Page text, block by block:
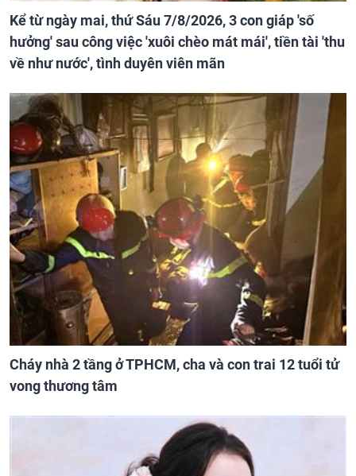
Kể từ ngày mai, thứ Sáu 7/8/2026, 3 con giáp 'số
hưởng' sau công việc 'xuôi chèo mát mái', tiền tài 'thu
về như nước', tình duyên viên mãn
Cháy nhà 2 tầng ở TPHCM, cha và con trai 12 tuổi tử
vong thương tâm